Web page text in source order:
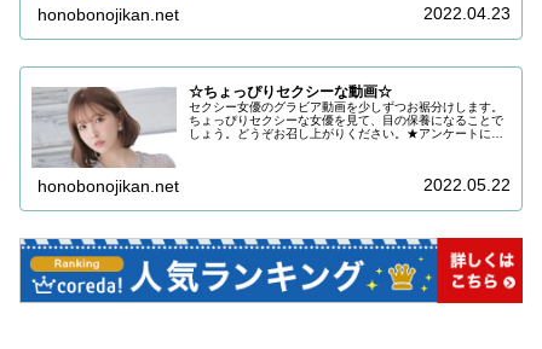
honobonojikan.net 2022.04.23
☆ちょっぴりセクシーな動画☆
セクシー女優のグラビア動画を少しずつお裾分けします。
ちょっぴりセクシーな女優を見て、目の保養になることで
しょう。どうぞお召し上がりください。★アンケートにご
honobonojikan.net 2022.05.22